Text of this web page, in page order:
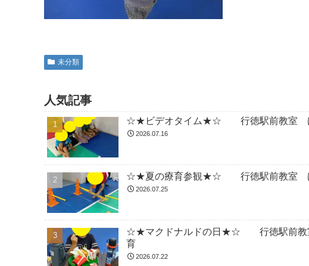
未分類
人気記事
☆★ビデオタイム★☆ 行徳駅前教室
2026.07.16
☆★夏の療育参観★☆ 行徳駅前教室
2026.07.25
☆★マクドナルドの日★☆ 行徳駅前教
育
2026.07.22